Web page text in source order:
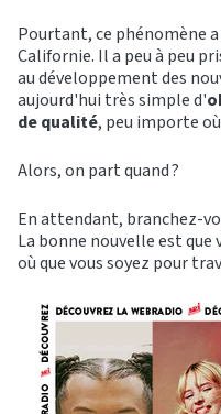
Pourtant, ce phénomène
Californie. Il a peu à peu
au développement des
aujourd'hui très simple d'
de qualité, peu importe
Alors, on part quand ?
En attendant, branchez-
La bonne nouvelle est
où que vous soyez pour